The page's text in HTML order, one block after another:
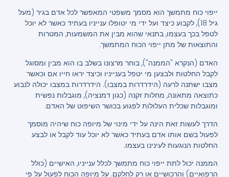
ייפוי כוח מתמשך הוא מסמך משפטי המאפשר לכל אדם בגיר (מעל
גיל 18), לקבוע כיצד ועל ידי מי יטופלו ענייניו בעתיד כאשר לא יוכל
לטפל בכך בעצמו, בתנאי שהוא מבין את המשמעות, המטרות
והתוצאות של מתן ייפוי הכוח המתמשך.
האדם (הנקרא "הממנה"), בוחר מרצונו בשלב בו הוא מבין ומסוגל
לקבל החלטות ולבצען מי יטפל בענייניו וכיצד יראו חייו אם וכאשר
מצבו ישתנה לרעה (הידרדרות במצבו). הידרדרות במצבו יכולה לנבוע
כתוצאה מתאונה, מחלות זקנה (כגון דמנציה), מוגבלות נפשית
ומוגבלות שכלית העלולות לפגוע בכושר השיפוט של האדם.
הדרך לעשות זאת הינה על ידי מינוי של מיופה כוח שיהיה מוסמך
לפעול בשם אותו אדם בעתיד כאשר לא יוכל עוד לקבל או לבצע
החלטות הנוגעות לעינינו בעצמו.
הממנה יכול לתת ייפוי כוח מתמשך לכלל ענייניו, האישיים (כולל
הרפואיים) והרכושיים או רק לחלקם. על מיופה הכוח לפעול על פי